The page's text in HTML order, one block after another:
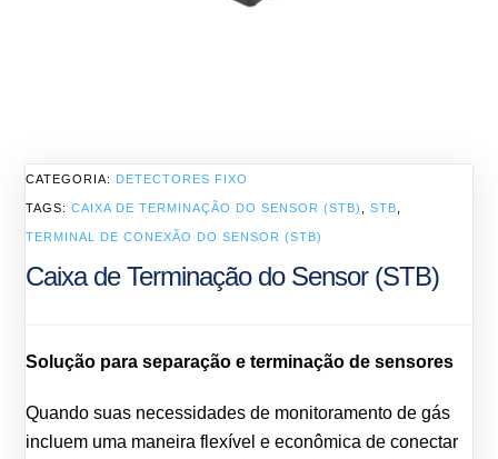
Caixa de Terminação do Sensor (STB)
Solução para separação e terminação de sensores
Quando suas necessidades de monitoramento de gás
incluem uma maneira flexível e econômica de conectar
CATEGORIA: DETECTORES FIXO
TAGS:CAIXA DE TERMINAÇÃO DO SENSOR (STB) ,STB
TERMINAL DE CONEXÃO DO SENSOR (STB)